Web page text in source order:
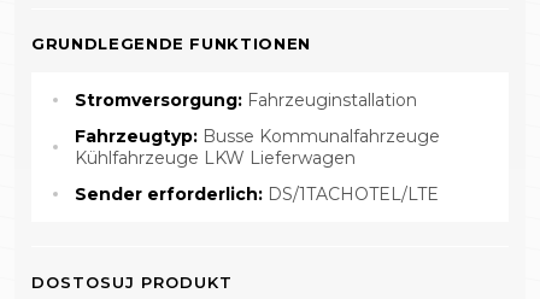
GRUNDLEGENDE FUNKTIONEN
Stromversorgung: Fahrzeuginstallation
Fahrzeugtyp: Busse Kommunalfahrzeuge
Kühlfahrzeuge LKW Lieferwagen
Sender erforderlich: DS/1TACHOTEL/LTE
DOSTOSUJ PRODUKT